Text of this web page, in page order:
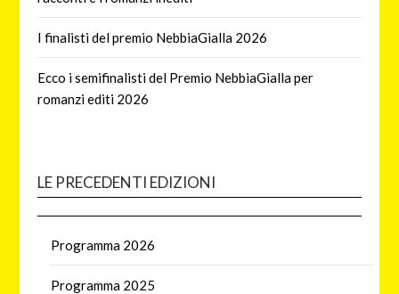
I finalisti del premio NebbiaGialla 2026
Ecco i semifinalisti del Premio NebbiaGialla per
romanzi editi 2026
LE PRECEDENTI EDIZIONI
Programma 2026
Programma 2025